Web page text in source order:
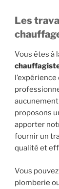
Les
Vous êtes à
proposons
apporter
fournir un
qualité et
Vous
plomberie